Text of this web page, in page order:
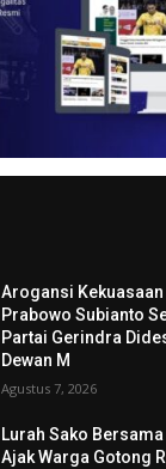
Arogansi Kekuasaan
Prabowo Subianto
Partai Gerindra
Dewan M
Agustus 7, 2026
Lurah Sako
Ajak Warga Gotong